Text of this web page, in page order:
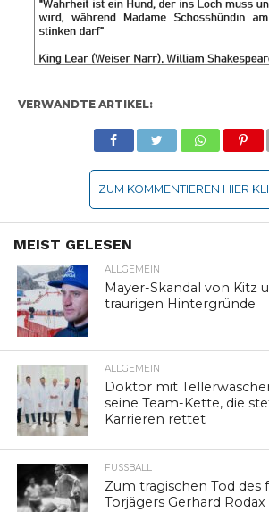
VERWANDTE ARTIKEL:
ZUM KOMMENTIEREN HIER
MEIST GELESEN
ALLGEMEIN
Mayer-Skandal von Kitz
traurigen Hintergründe
ALLGEMEIN
Doktor mit
seine Team-Kette, die
Karrieren rettet
FUSSBALL
Zum tragischen Tod des
Torjägers Gerhard Rodax